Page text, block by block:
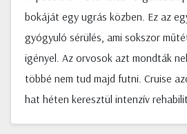
bokáját egy ugrás közben. Ez az
gyógyuló sérülés, ami sokszor
igényel. Az orvosok azt mondták
többé nem tud majd futni. Cruise
hat héten keresztül intenzív